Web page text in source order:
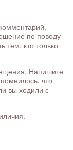
по поводу
тем, кто только
Напишите
что
вы ходили с